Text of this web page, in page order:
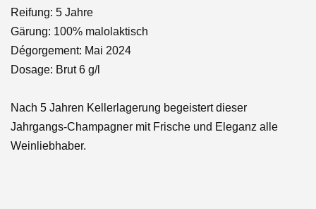
Reifung: 5 Jahre
Gärung: 100% malolaktisch
Dégorgement: Mai 2024
Dosage: Brut 6 g/l
Nach 5 Jahren Kellerlagerung begeistert dieser
Jahrgangs-Champagner mit Frische und Eleganz alle
Weinliebhaber.